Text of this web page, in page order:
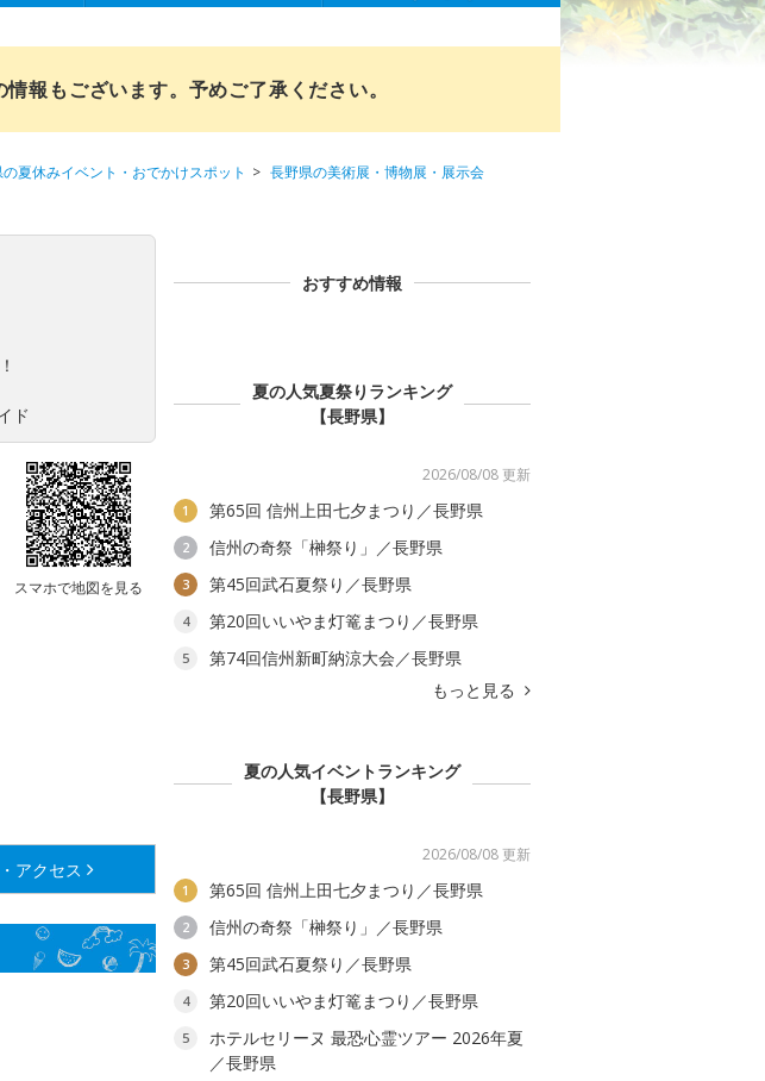
報もございます。予めご了承ください。
夏休みイベント・おでかけスポット
長野県の美術展・博物展・展示会
ド
スマホで地図を見る
アクセス
おすすめ情報
夏の人気夏祭りランキング
【長野県】
2026/08/08 更新
1 第65回 信州上田七夕まつり／長野県
2 信州の奇祭「榊祭り」／長野県
3 第45回武石夏祭り／長野県
4 第20回いいやま灯篭まつり／長野県
5
第74回信州新町納涼大会／長野県
もっと見る
夏の人気イベントランキング
【長野県】
2026/08/08 更新
1 第65回 信州上田七夕まつり／長野県
2 信州の奇祭「榊祭り」／長野県
3 第45回武石夏祭り／長野県
4 第20回いいやま灯篭まつり／長野県
5
ホテルセリーヌ 最恐心霊ツアー 2026年夏
／長野県